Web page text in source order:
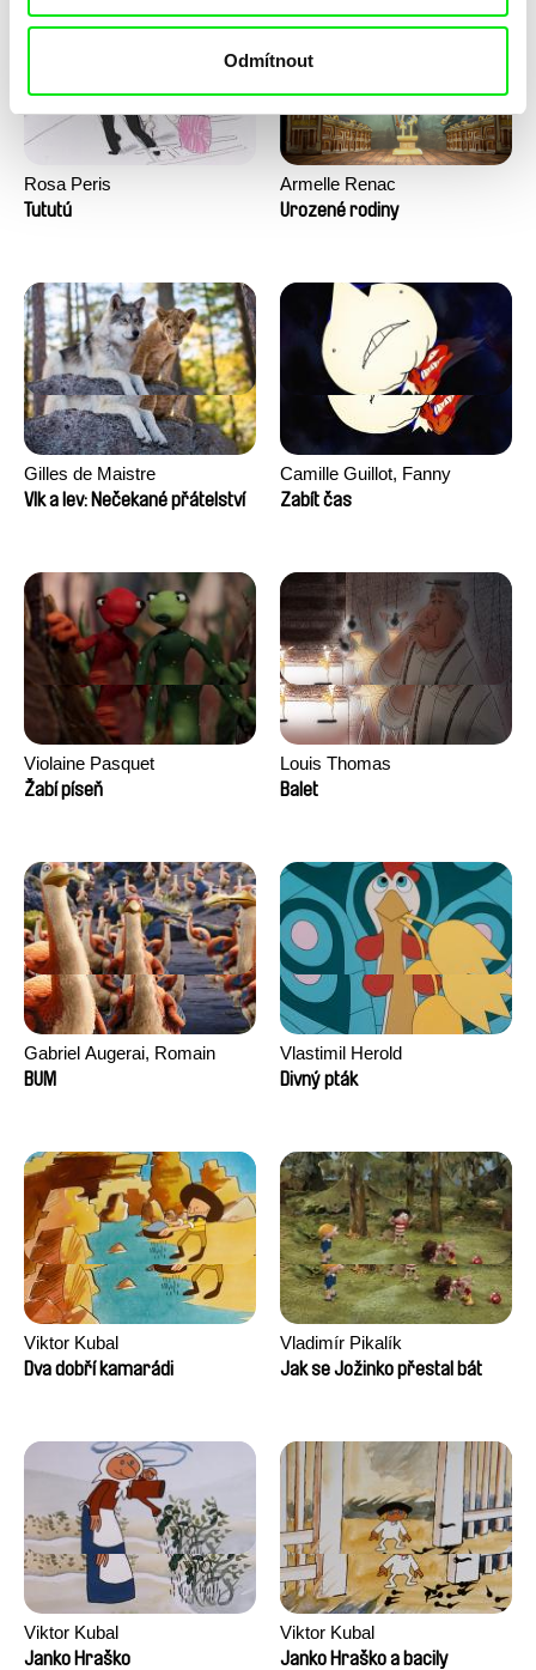
Odmítnout
Rosa Peris
Tututú
Armelle Renac
Urozené rodiny
Gilles de Maistre
Vlk a lev: Nečekané přátelství
Camille Guillot, Fanny
Hagdahl Sörebo, Aleksandra
Valentine Zhang
Zabít čas
Violaine Pasquet
Žabí píseň
Louis Thomas
Balet
Gabriel Augerai, Romain
Augier, Laurie Pereira De
BUM
Vlastimil Herold
Divný pták
Viktor Kubal
Dva dobří kamarádi
Vladimír Pikalík
Jak se Jožinko přestal bát
Viktor Kubal
Janko Hraško
Viktor Kubal
Janko Hraško a bacily